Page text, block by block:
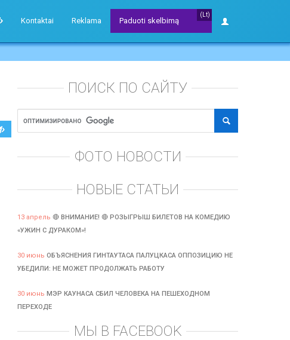
Kontaktai Reklama
(Lt)
Paduoti skelbimą
ПОИСК ПО САЙТУ
ФОТО НОВОСТИ
НОВЫЕ СТАТЬИ
13 апрель 🔴 ВНИМАНИЕ! 🔴 РОЗЫГРЫШ БИЛЕТОВ НА КОМЕДИЮ
«УЖИН С ДУРАКОМ»!
30 июнь ОБЪЯСНЕНИЯ ГИНТАУТАСА ПАЛУЦКАСА ОППОЗИЦИЮ НЕ
УБЕДИЛИ: НЕ МОЖЕТ ПРОДОЛЖАТЬ РАБОТУ
30 июнь МЭР КАУНАСА СБИЛ ЧЕЛОВЕКА НА ПЕШЕХОДНОМ
ПЕРЕХОДЕ
МЫ В FACEBOOK